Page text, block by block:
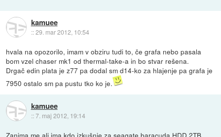
kamuee
::29. mar 2012, 10:54
hvala na opozorilo, imam v obziru tudi to, če grafa nebo pasala
bom vzel chaser mk1 od thermal-take-a in bo stvar rešena.
Drgač edin plata je z77 pa dodal sm d14-ko za hlajenje pa grafa je
7950 ostalo sm pa pustu tko ko je.
kamuee
::7. maj 2012, 19:14